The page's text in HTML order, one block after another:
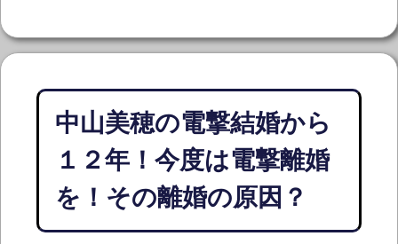
中山美穂の電撃結婚から
１２年！今度は電撃離婚
を！その離婚の原因？